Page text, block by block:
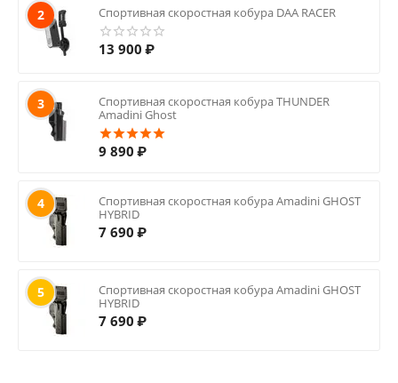
2 Спортивная скоростная кобура DAA RACER
13 900 ₽
3
Спортивная скоростная кобура THUNDER
Amadini Ghost
9 890 ₽
4
Спортивная скоростная кобура Amadini GHOST
HYBRID
7 690 ₽
5
Спортивная скоростная кобура Amadini GHOST
HYBRID
7 690 ₽